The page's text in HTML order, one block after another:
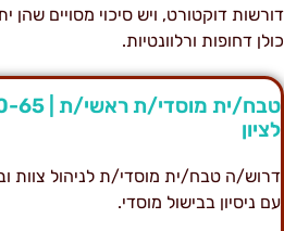
דוקטורט, ויש סיכוי מסויים שהן
דחופות ורלוונטיות.
ה טבח/ית מוסדי/ת לניהול צוות
ניסיון בבישול מוסדי.